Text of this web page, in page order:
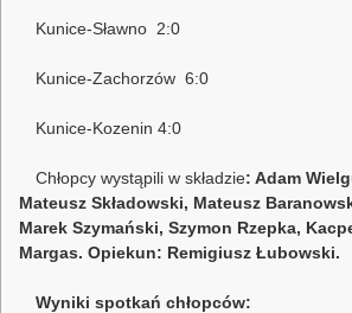
Kunice-Sławno 2:0
Kunice-Zachorzów 6:0
Kunice-Kozenin 4:0
Chłopcy wystąpili w składzie: Adam
Mateusz Składowski, Mateusz
Marek Szymański, Szymon Rzepka,
Margas. Opiekun: Remigiusz Łubowski.
Wyniki spotkań chłopców: